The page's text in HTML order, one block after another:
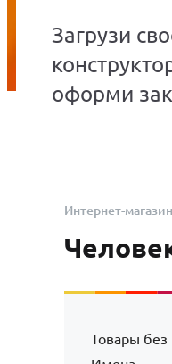
Загрузи
оформи
Интернет-
Товары без